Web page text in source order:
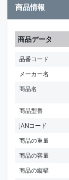
商品情報
商品データ
品番コード
メーカー名
商品名
商品型番
JANコード
商品の重量
商品の容量
商品の縦幅